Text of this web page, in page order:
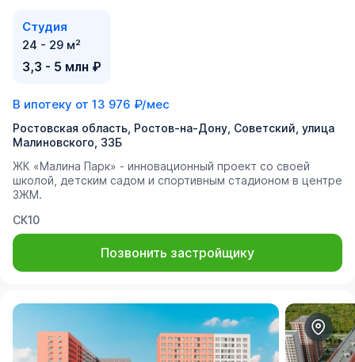
Студия
24 - 29 м²
3,3 - 5 млн ₽
В ипотеку от 13 976 ₽/мес
Ростовская область, Ростов-на-Дону, Советский, улица
Малиновского, 33Б
ЖК «Малина Парк» - инновационный проект со своей
школой, детским садом и спортивным стадионом в центре
ЗЖМ.
СК10
Позвонить застройщику